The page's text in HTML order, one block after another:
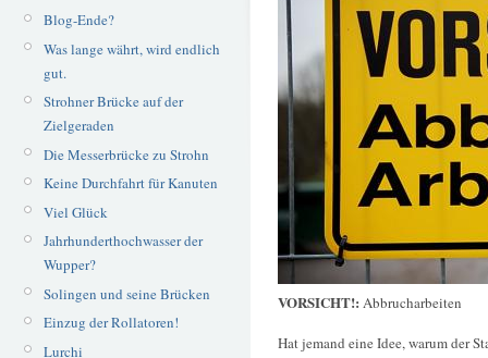
Blog-Ende?
Was lange währt, wird endlich
gut.
Strohner Brücke auf der
Zielgeraden
Die Messerbrücke zu Strohn
Keine Durchfahrt für Kanuten
Viel Glück
Jahrhunderthochwasser der
Wupper?
Solingen und seine Brücken
Einzug der Rollatoren!
Lurchi
VORSICHT!: Abbrucharbeiten
Hat jemand eine Idee, warum der